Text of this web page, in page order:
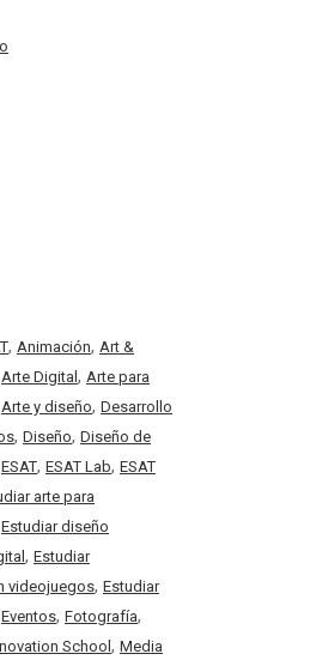
, Animación, Art &
Arte Digital , Arte para
Arte y diseño, Desarrollo
, Diseño, Diseño de
ESAT, ESAT Lab, ESAT
arte para
Estudiar diseño
, Estudiar
videojuegos, Estudiar
Eventos, Fotografía,
School , Media